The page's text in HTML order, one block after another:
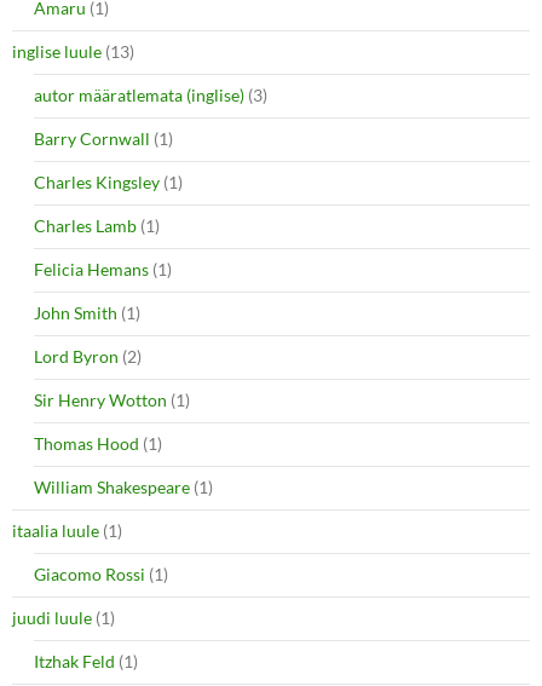
Amaru (1)
inglise luule (13)
autor määratlemata (inglise) (3)
Barry Cornwall (1)
Charles Kingsley (1)
Charles Lamb (1)
Felicia Hemans (1)
John Smith (1)
Lord Byron (2)
Sir Henry Wotton (1)
Thomas Hood (1)
William Shakespeare (1)
itaalia luule (1)
Giacomo Rossi (1)
juudi luule (1)
Itzhak Feld (1)